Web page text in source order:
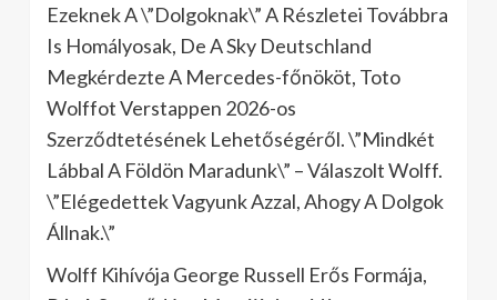
Ezeknek A \”Dolgoknak\” A Részletei Továbbra
Is Homályosak, De A Sky Deutschland
Megkérdezte A Mercedes-főnököt, Toto
Wolffot Verstappen 2026-os
Szerződtetésének Lehetőségéről. \”Mindkét
Lábbal A Földön Maradunk\” – Válaszolt Wolff.
\”Elégedettek Vagyunk Azzal, Ahogy A Dolgok
Állnak.\”
Wolff Kihívója George Russell Erős Formája,